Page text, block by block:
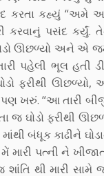
કરતા કહ્યું “અમે
કરવાનું પસંદ કર્યું.
થોડો ઊછળ્યો અને એ
પહેલી ભૂલ હતી
ફરીથી ઊછળ્યો,
ખરું. “આ તારી
જ ઘોડો ફરીથી
બંધૂક કાઢીને
મારી પત્ની ને
થી મારી